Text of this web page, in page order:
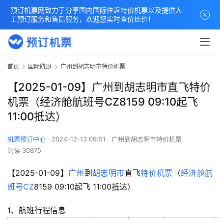
首页 国际航班 广州到胡志明市特价机票
【2025-01-09】广州到胡志明市直飞特价
机票（经济舱航班号CZ8159 09:10起飞
11:00抵达）
机票预订中心 2024-12-13 09:51
广州到胡志明市特价机票
阅读 30875
【2025-01-09】 广州 到胡志明市直飞特价机票 （经济舱航
班号CZ8159 09:10起飞 11:00抵达）
1、航班行程信息
预订机票网致力于分享国内国际往返特价机票以及提供人
工预订服务和售后服务，欢迎您实时查价比价！